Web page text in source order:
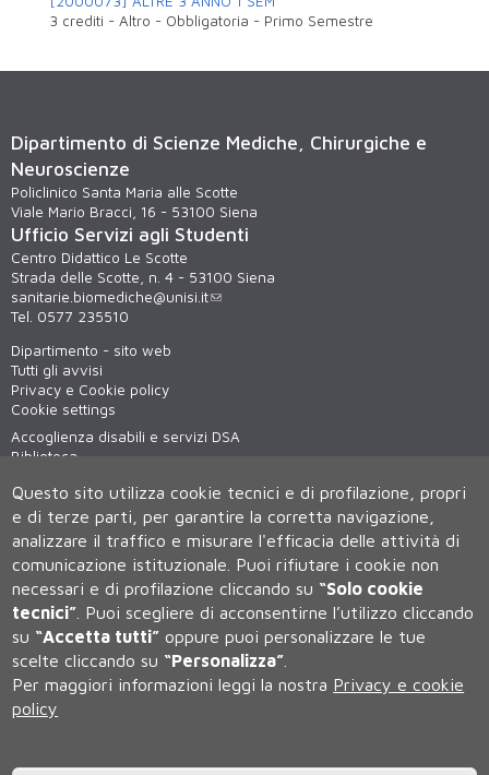
3 crediti -Altro - Obbligatoria - Primo Semestre
Dipartimento di Scienze Mediche, Chirurgiche e
Neuroscienze
Policlinico Santa Maria alle Scotte
Viale Mario Bracci, 16 - 53100 Siena
Ufficio Servizi agli Studenti
Centro Didattico Le Scotte
Strada delle Scotte, n. 4 - 53100 Siena
sanitarie.biomediche@unisi.it
Tel. 0577 235510
Dipartimento - sito web
Tutti gli avvisi
Privacy e Cookie policy
Cookie settings
Accoglienza disabili e servizi DSA
Biblioteca
WiFi - unisiWireless
Università degli Studi di Siena
Rettorato, via Banchi di Sotto 55, 53100 Siena ITALIA
P.IVA 00273530527 | C.F. 80002070524 | Caselle Pec:
0577 235555 (dal lunedì al venerdì dalle 9.30 alle 10.30)
Questo sito utilizza cookie tecnici e di profilazione, propri
e di terze parti, per garantire la corretta navigazione,
analizzare il traffico e misurare l'efficacia delle attività di
comunicazione istituzionale. Puoi rifiutare i cookie non
necessari e di profilazione cliccando su “Solo cookie
tecnici” Puoi scegliere di acconsentirne l’utilizzo cliccando
su “Accetta tutti” oppure puoi personalizzare le tue
scelte cliccando su “Personalizza”
Per maggiori informazioni leggi la nostra Privacy e cookie
policy